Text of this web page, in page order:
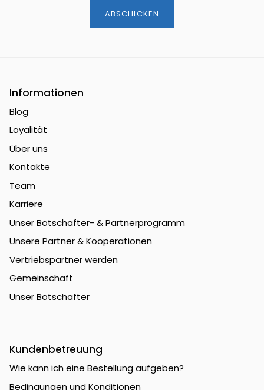
ABSCHICKEN
Informationen
Blog
Loyalität
Über uns
Kontakte
Team
Karriere
Unser Botschafter- & Partnerprogramm
Unsere Partner & Kooperationen
Vertriebspartner werden
Gemeinschaft
Unser Botschafter
Kundenbetreuung
Wie kann ich eine Bestellung aufgeben?
Bedingungen und Konditionen